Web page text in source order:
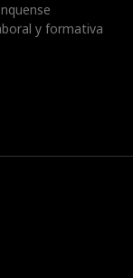
y formativa